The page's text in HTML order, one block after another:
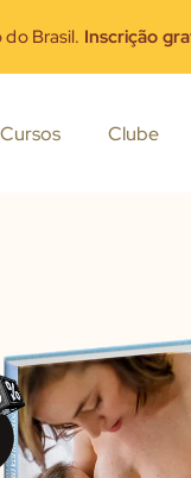
Brasil. Inscrição
Cursos Clube